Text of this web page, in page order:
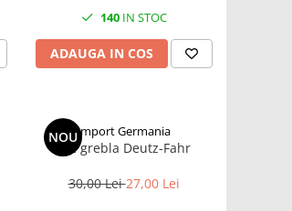
140IN STOC
ADAUGA IN COS
NOUImport Germania
Arc grebla Deutz-Fahr
30,00 Lei27,00 Lei